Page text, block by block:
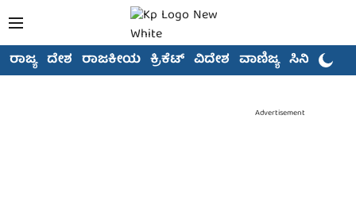
ರಾಜ್ಯ ದೇಶ ರಾಜಕೀಯ ಕ್ರಿಕೆಟ್ ವಿದೇಶ ವಾಣಿಜ್ಯ ಸಿನಿಮಾ
Advertisement